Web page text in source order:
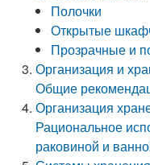
Полочки
Открытые
Прозрачные и
Организация и
Общие
Организация
Рациональное
раковиной и